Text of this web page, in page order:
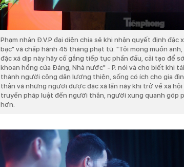
Phạm nhân Đ.V.P đại diện chia sẻ khi nhận quyết định đặc
bạc" và chấp hành 45 tháng phạt tù. "Tôi mong muốn
đặc xá dịp này hãy cố gắng tiếp tục phấn đấu, cải tạo để
khoan hồng của Đảng, Nhà nước" - P. nói và cho biết khi
thành người công dân lương thiện, sống có ích cho gia
thân và những người được đặc xá lần này khi trở về xã
truyền pháp luật đến người thân, người xung quanh góp
hơn.